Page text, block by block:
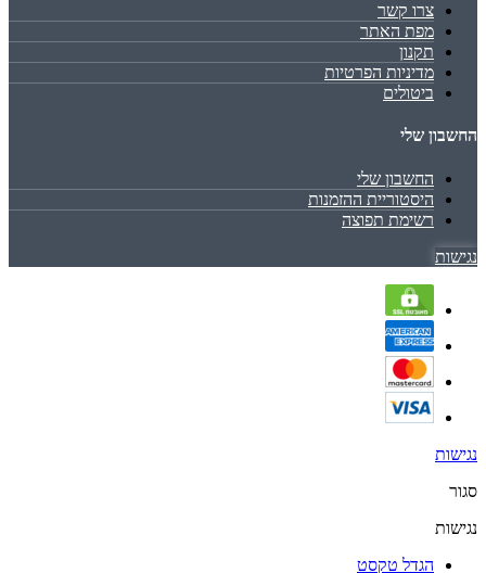
צרו קשר
מפת האתר
תקנון
מדיניות הפרטיות
ביטולים
החשבון שלי
החשבון שלי
היסטוריית ההזמנות
רשימת תפוצה
נגישות
נגישות
סגור
נגישות
הגדל טקסט